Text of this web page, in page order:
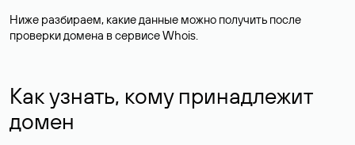
Ниже разбираем, какие данные можно получить после
проверки домена в сервисе Whois.
Как узнать, кому принадлежит
домен